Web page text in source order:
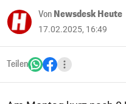
Von Newsdesk Heute
17.02.2025, 16:49
Teilen